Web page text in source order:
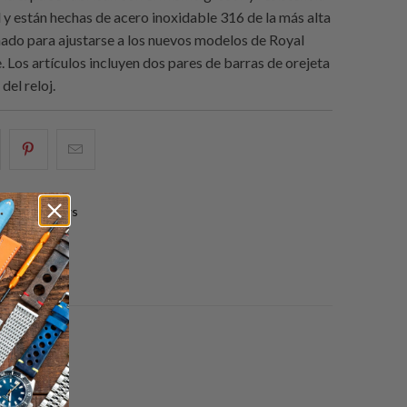
están hechas de acero inoxidable 316 de la más alta
para ajustarse a los nuevos modelos de Royal
artículos incluyen dos pares de barras de orejeta
reloj.
Compartir
en
Pinterest
0 reviews